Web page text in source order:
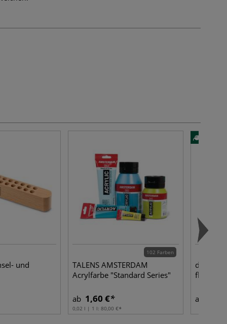
und
102 Farben
TALENS AMSTERDAM
Acrylfarbe "Standard Series"
ab 1,60 €
0,02 l | 1 l: 80,00 €
da Vinci
flach
ab